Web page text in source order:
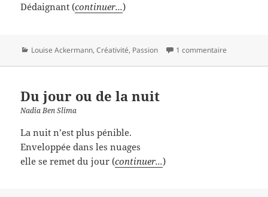
Dédaignant (continuer...)
Catégories
Louise Ackermann,Créativité, Passion 1 commentaire
Du jour ou de la nuit
Nadia Ben Slima
La nuit n’est plus pénible.
Enveloppée dans les nuages
elle se remet du jour (continuer...)